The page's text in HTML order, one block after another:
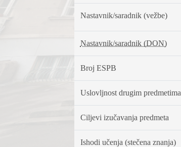
Nastavnik/saradnik (vežbe)
Nastavnik/saradnik (DON)
Broj ESPB
Uslovljnost drugim predmetima
Ciljevi izučavanja predmeta
Ishodi učenja (stečena znanja)